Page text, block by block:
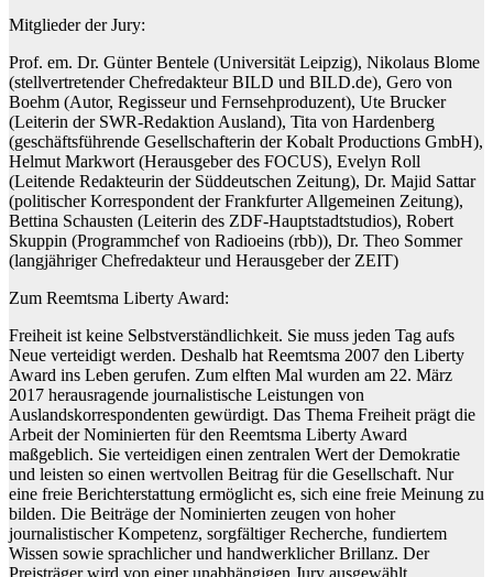
Mitglieder der Jury:
Prof. em. Dr. Günter Bentele (Universität Leipzig), Nikolaus Blome
(stellvertretender Chefredakteur BILD und BILD.de), Gero von
Boehm (Autor, Regisseur und Fernsehproduzent), Ute Brucker
(Leiterin der SWR-Redaktion Ausland), Tita von Hardenberg
(geschäftsführende Gesellschafterin der Kobalt Productions GmbH),
Helmut Markwort (Herausgeber des FOCUS), Evelyn Roll
(Leitende Redakteurin der Süddeutschen Zeitung), Dr. Majid Sattar
(politischer Korrespondent der Frankfurter Allgemeinen Zeitung),
Bettina Schausten (Leiterin des ZDF-Hauptstadtstudios), Robert
Skuppin (Programmchef von Radioeins (rbb)), Dr. Theo Sommer
(langjähriger Chefredakteur und Herausgeber der ZEIT)
Zum Reemtsma Liberty Award:
Freiheit ist keine Selbstverständlichkeit. Sie muss jeden Tag aufs
Neue verteidigt werden. Deshalb hat Reemtsma 2007 den Liberty
Award ins Leben gerufen. Zum elften Mal wurden am 22. März
2017 herausragende journalistische Leistungen von
Auslandskorrespondenten gewürdigt. Das Thema Freiheit prägt die
Arbeit der Nominierten für den Reemtsma Liberty Award
maßgeblich. Sie verteidigen einen zentralen Wert der Demokratie
und leisten so einen wertvollen Beitrag für die Gesellschaft. Nur
eine freie Berichterstattung ermöglicht es, sich eine freie Meinung zu
bilden. Die Beiträge der Nominierten zeugen von hoher
journalistischer Kompetenz, sorgfältiger Recherche, fundiertem
Wissen sowie sprachlicher und handwerklicher Brillanz. Der
Preisträger wird von einer unabhängigen Jury ausgewählt.